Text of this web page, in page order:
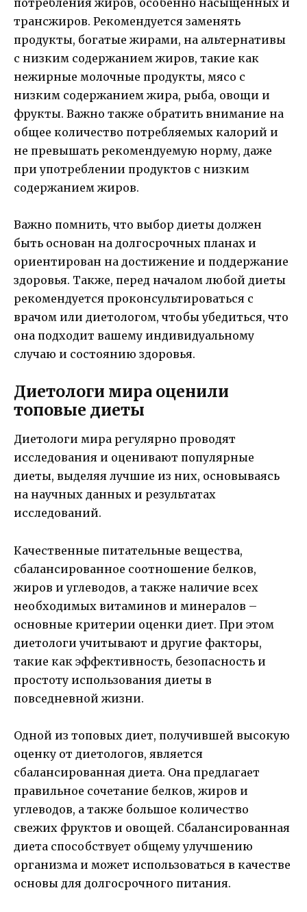
трансжиров. Рекомендуется заменять
продукты, богатые жирами, на альтернативы
с низким содержанием жиров, такие как
нежирные молочные продукты, мясо с
низким содержанием жира, рыба, овощи и
фрукты. Важно также обратить внимание на
общее количество потребляемых калорий и
не превышать рекомендуемую норму, даже
при употреблении продуктов с низким
содержанием жиров.
Важно помнить, что выбор диеты должен
быть основан на долгосрочных планах и
ориентирован на достижение и поддержание
здоровья. Также, перед началом любой диеты
рекомендуется проконсультироваться с
врачом или диетологом, чтобы убедиться, что
она подходит вашему индивидуальному
случаю и состоянию здоровья.
Диетологи мира оценили
топовые диеты
Диетологи мира регулярно проводят
исследования и оценивают популярные
диеты, выделяя лучшие из них, основываясь
на научных данных и результатах
исследований.
Качественные питательные вещества,
сбалансированное соотношение белков,
жиров и углеводов, а также наличие всех
необходимых витаминов и минералов –
основные критерии оценки диет. При этом
диетологи учитывают и другие факторы,
такие как эффективность, безопасность и
простоту использования диеты в
повседневной жизни.
Одной из топовых диет, получившей высокую
оценку от диетологов, является
сбалансированная диета. Она предлагает
правильное сочетание белков, жиров и
углеводов, а также большое количество
свежих фруктов и овощей. Сбалансированная
диета способствует общему улучшению
организма и может использоваться в качестве
основы для долгосрочного питания.